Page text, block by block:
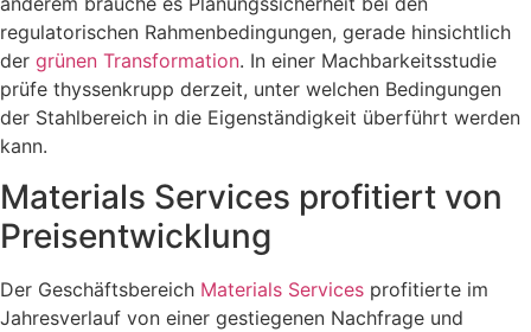
regulatorischen Rahmenbedingungen, gerade hinsichtlich
der grünen Transformation. In einer Machbarkeitsstudie
prüfe thyssenkrupp derzeit, unter welchen Bedingungen
der Stahlbereich in die Eigenständigkeit überführt werden
kann.
Materials Services profitiert von
Preisentwicklung
Der Geschäftsbereich Materials Services profitierte im
Jahresverlauf von einer gestiegenen Nachfrage und